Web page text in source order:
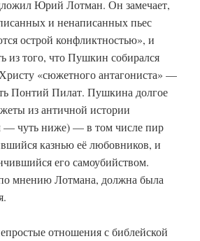
Юрий Лотман. Он замечает,
и ненаписанных пьес
острой конфликтностью», и
из того, что Пушкин собирался
«сюжетного антагониста» —
Понтий Пилат. Пушкина долгое
из античной истории
— чуть ниже) — в том числе пир
казнью её любовников, и
его самоубийством.
мнению Лотмана, должна была
отношения с библейской